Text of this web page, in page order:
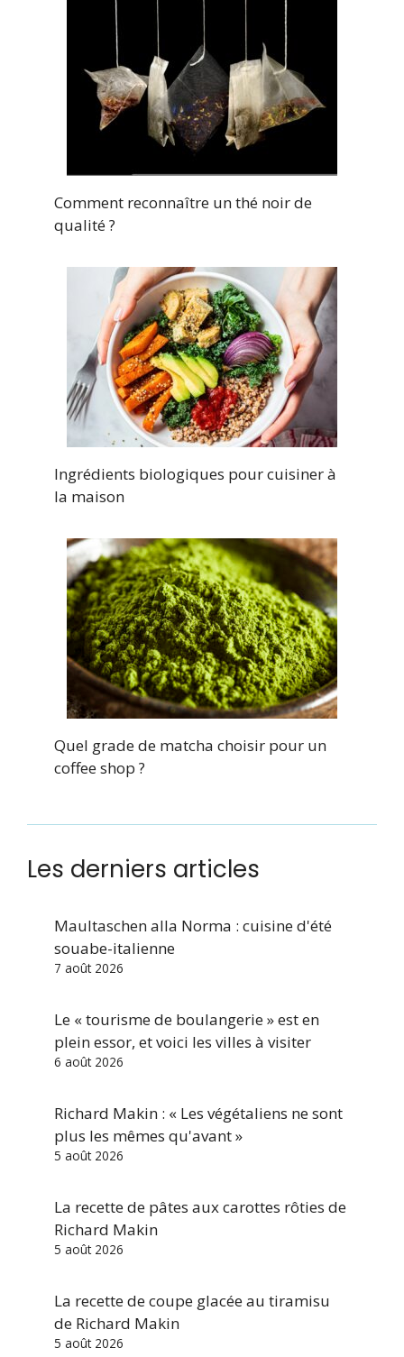
Comment reconnaître un thé noir de
qualité ?
Ingrédients biologiques pour cuisiner à
la maison
Quel grade de matcha choisir pour un
coffee shop ?
Les derniers articles
Maultaschen alla Norma : cuisine d'été
souabe-italienne
7 août 2026
Le « tourisme de boulangerie » est en
plein essor, et voici les villes à visiter
6 août 2026
Richard Makin : « Les végétaliens ne sont
plus les mêmes qu'avant »
5 août 2026
La recette de pâtes aux carottes rôties de
Richard Makin
5 août 2026
La recette de coupe glacée au tiramisu
de Richard Makin
5 août 2026